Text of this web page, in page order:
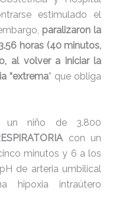
estimulado el
paralizaron la
horas (40 minutos,
al volver a iniciar la
“extrema” que obliga
un niño de 3.800
con un
minutos y 6 a los
de arteria umbilical
hipoxia intraútero